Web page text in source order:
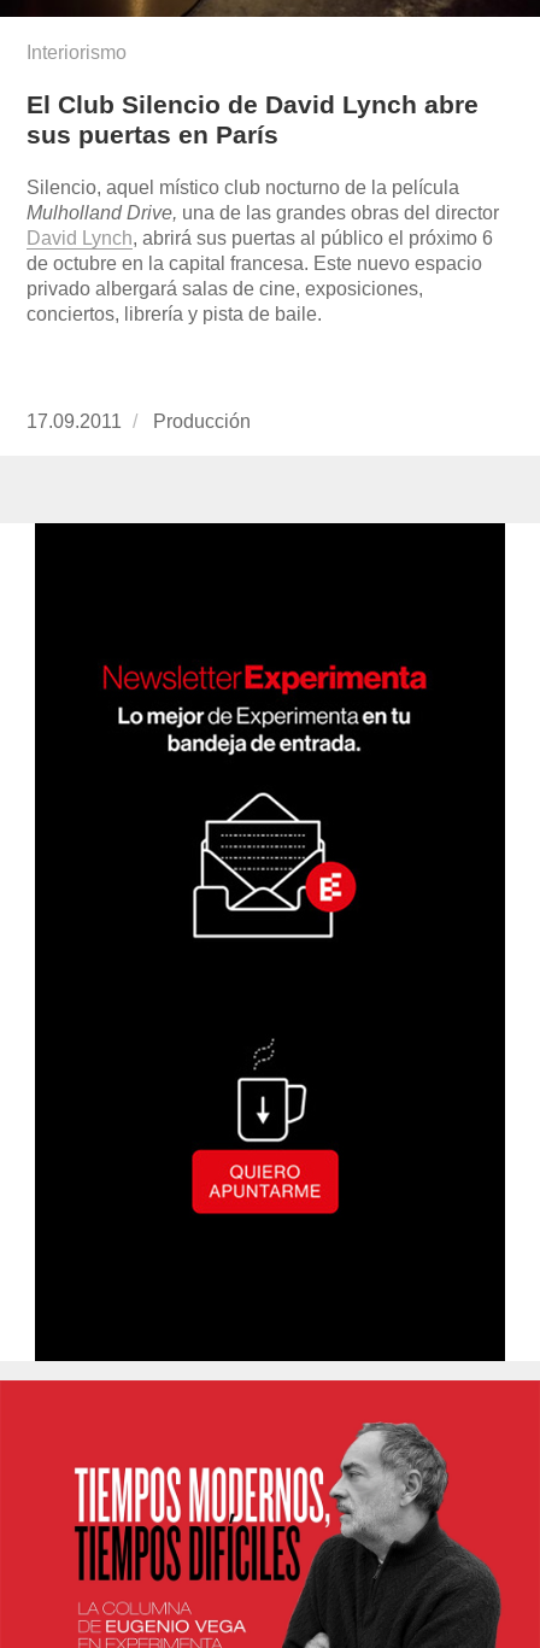
Interiorismo
El Club Silencio de David Lynch abre
sus puertas en París
Silencio, aquel místico club nocturno de la película
Mulholland Drive, una de las grandes obras del director
David Lynch, abrirá sus puertas al público el próximo 6
de octubre en la capital francesa. Este nuevo espacio
privado albergará salas de cine, exposiciones,
conciertos, librería y pista de baile.
Publicado
17.09.2011 https://www.experimenta.es/author/
Producción